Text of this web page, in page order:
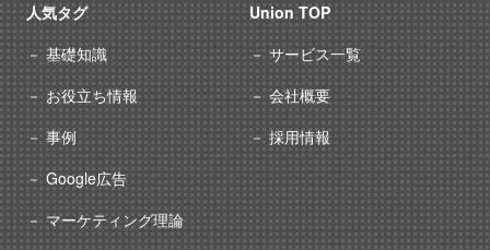
人気タグ
基礎知識
お役立ち情報
事例
Google広告
マーケティング理論
Union TOP
サービス一覧
会社概要
採用情報